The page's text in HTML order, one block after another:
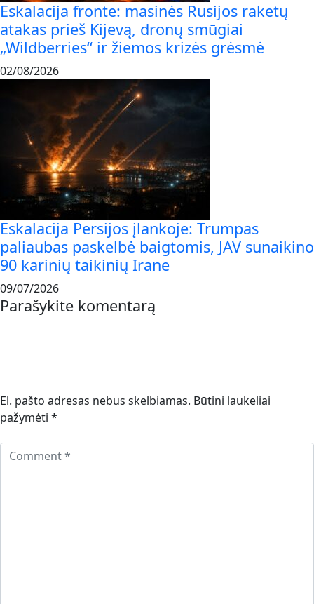
Eskalacija fronte: masinės Rusijos raketų
atakas prieš Kijevą, dronų smūgiai
„Wildberries“ ir žiemos krizės grėsmė
02/08/2026
Eskalacija Persijos įlankoje: Trumpas
paliaubas paskelbė baigtomis, JAV sunaikino
90 karinių taikinių Irane
09/07/2026
Parašykite komentarą
El. pašto adresas nebus skelbiamas. Būtini laukeliai
pažymėti *